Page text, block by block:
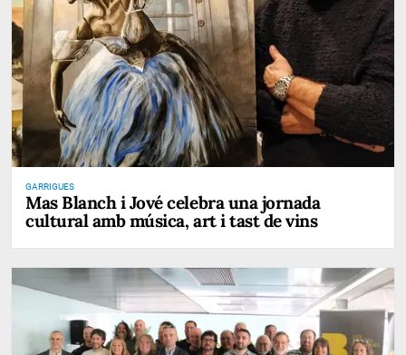
GARRIGUES
Mas Blanch i Jové celebra una jornada
cultural amb música, art i tast de vins